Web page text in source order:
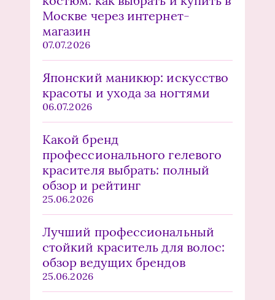
Москве через интернет-
магазин
07.07.2026
Японский маникюр: искусство
красоты и ухода за ногтями
06.07.2026
Какой бренд
профессионального гелевого
красителя выбрать: полный
обзор и рейтинг
25.06.2026
Лучший профессиональный
стойкий краситель для волос:
обзор ведущих брендов
25.06.2026